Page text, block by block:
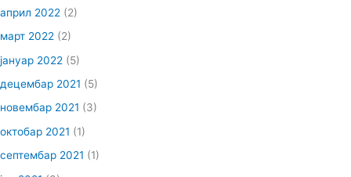
април 2022 (2)
март 2022 (2)
јануар 2022 (5)
децембар 2021 (5)
новембар 2021 (3)
октобар 2021 (1)
септембар 2021 (1)